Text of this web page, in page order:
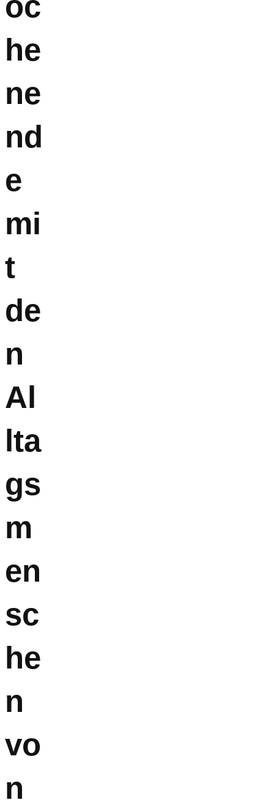
he
ne
nd
e
mi
t
de
n
Al
lta
gs
m
en
sc
he
n
vo
n